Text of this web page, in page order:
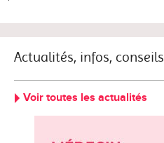
Actualités, infos, conseils
Voir toutes les actualités